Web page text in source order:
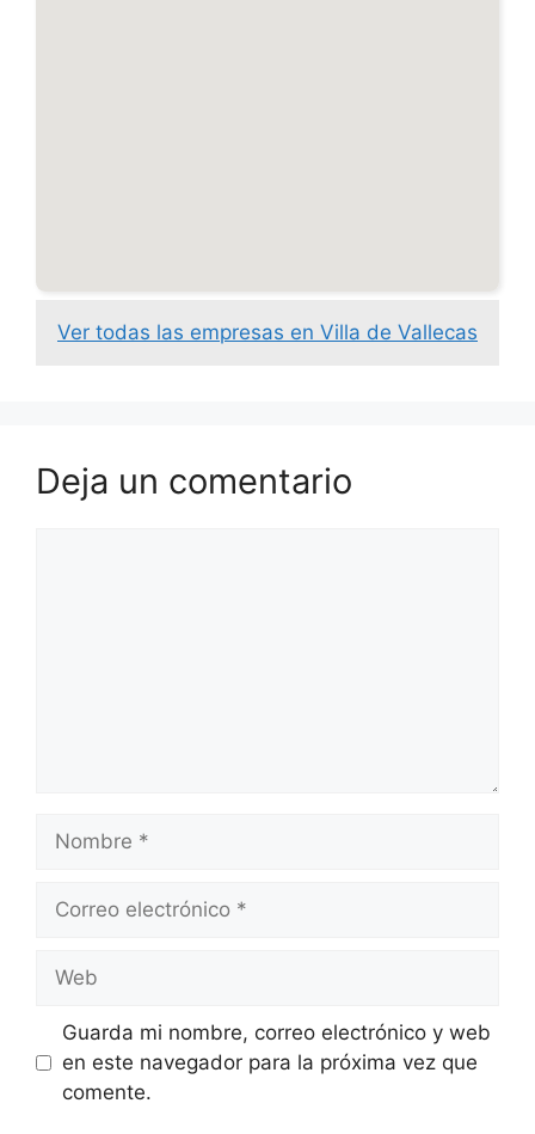
Ver todas las empresas en Villa de Vallecas
Deja un comentario
Nombre
Correo
Web
Guarda mi nombre, correo electrónico y web
en este navegador para la próxima vez que
comente.